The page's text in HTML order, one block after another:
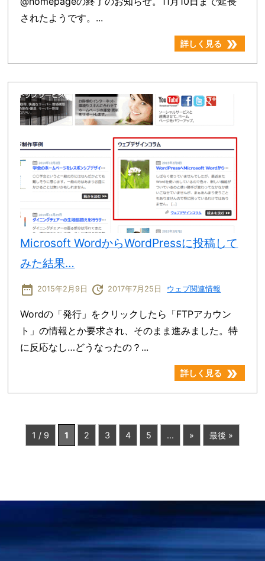
されたようです。...
詳しく見る double_arrow
Microsoft WordからWordPressに投稿して
みた結果…
date_range 2015年2月9日 update 2017年7月25日 ウェブ関連情報
Wordの「発行」をクリックしたら「FTPアカウン
ト」の情報とか要求され、そのまま進みました。特
に反応なし…どうなったの？...
詳しく見る double_arrow
1 / 9 1 2 3 4 5 ... » 最後 »